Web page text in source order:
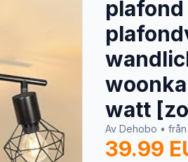
watt
Av Dehobo • från
39.99